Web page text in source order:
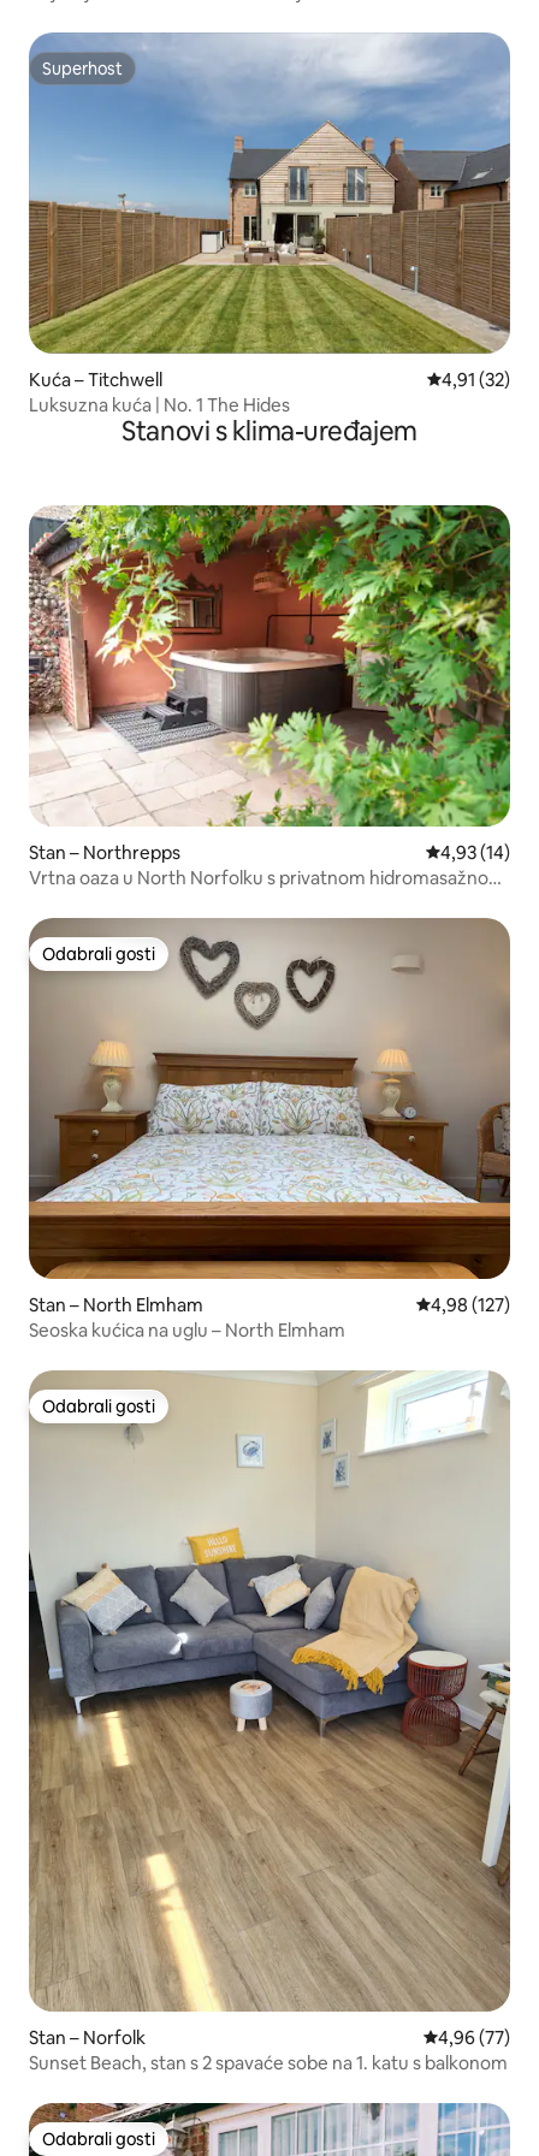
Superhost
Superhost
Kuća – Titchwell Prosječna
4,91 (32)
Luksuzna kuća | No. 1 The Hides
Stanovi s klima-uređajem
Stan – Northrepps Prosječna
4,93 (14)
Vrtna oaza u North Norfolku s privatnom hidromasažnom
Odabrali gosti
Odabrali gosti
Stan – North Elmham Prosječna
4,98 (127)
Seoska kućica na uglu – North Elmham
Odabrali gosti
Odabrali gosti
Stan – Norfolk Prosječna
4,96 (77)
Sunset Beach, stan s 2 spavaće sobe na 1. katu s balkonom
Odabrali gosti
Odabrali gosti